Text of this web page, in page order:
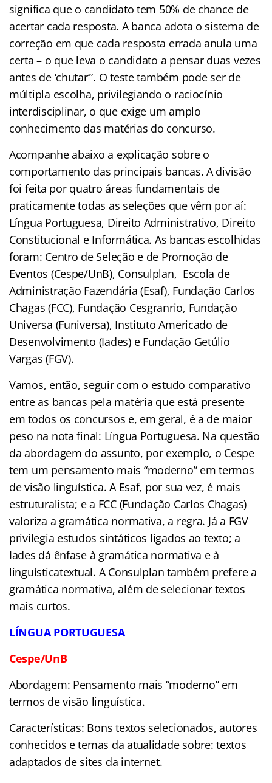
significa que o candidato tem 50% de chance de
acertar cada resposta. A banca adota o sistema de
correção em que cada resposta errada anula uma
certa – o que leva o candidato a pensar duas vezes
antes de ‘chutar’”. O teste também pode ser de
múltipla escolha, privilegiando o raciocínio
interdisciplinar, o que exige um amplo
conhecimento das matérias do concurso.
Acompanhe abaixo a explicação sobre o
comportamento das principais bancas. A divisão
foi feita por quatro áreas fundamentais de
praticamente todas as seleções que vêm por aí:
Língua Portuguesa, Direito Administrativo, Direito
Constitucional e Informática. As bancas escolhidas
foram: Centro de Seleção e de Promoção de
Eventos (Cespe/UnB), Consulplan, Escola de
Administração Fazendária (Esaf), Fundação Carlos
Chagas (FCC), Fundação Cesgranrio, Fundação
Universa (Funiversa), Instituto Americado de
Desenvolvimento (Iades) e Fundação Getúlio
Vargas (FGV).
Vamos, então, seguir com o estudo comparativo
entre as bancas pela matéria que está presente
em todos os concursos e, em geral, é a de maior
peso na nota final: Língua Portuguesa. Na questão
da abordagem do assunto, por exemplo, o Cespe
tem um pensamento mais “moderno” em termos
de visão linguística. A Esaf, por sua vez, é mais
estruturalista; e a FCC (Fundação Carlos Chagas)
valoriza a gramática normativa, a regra. Já a FGV
privilegia estudos sintáticos ligados ao texto; a
Iades dá ênfase à gramática normativa e à
linguísticatextual. A Consulplan também prefere a
gramática normativa, além de selecionar textos
mais curtos.
LÍNGUA PORTUGUESA
Cespe/UnB
Abordagem: Pensamento mais “moderno” em
termos de visão linguística.
Características: Bons textos selecionados, autores
conhecidos e temas da atualidade sobre: textos
adaptados de sites da internet.